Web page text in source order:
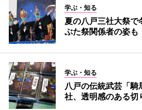
学ぶ・知る
夏の八戸三社大祭
ぶた祭関係者の姿も
学ぶ・知る
八戸の伝統武芸「
社、透明感のある切